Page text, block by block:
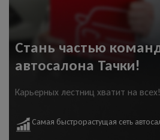
Стань частью
автосалона Тачки!
Карьерных лестниц хватит на всех!
Самая быстрорастущая сеть